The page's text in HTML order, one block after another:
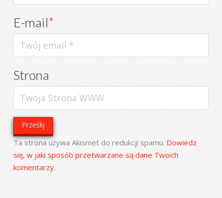
E-mail*
Strona
Ta strona używa Akismet do redukcji spamu. Dowiedz
się, w jaki sposób przetwarzane są dane Twoich
komentarzy.